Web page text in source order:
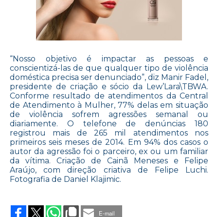
“Nosso objetivo é impactar as pessoas e
conscientizá-las de que qualquer tipo de violência
doméstica precisa ser denunciado”, diz Manir Fadel,
presidente de criação e sócio da Lew’Lara\TBWA.
Conforme resultado de atendimentos da Central
de Atendimento à Mulher, 77% delas em situação
de violência sofrem agressões semanal ou
diariamente. O telefone de denúncias 180
registrou mais de 265 mil atendimentos nos
primeiros seis meses de 2014. Em 94% dos casos o
autor da agressão foi o parceiro, ex ou um familiar
da vítima. Criação de Cainã Meneses e Felipe
Araújo, com direção criativa de Felipe Luchi.
Fotografia de Daniel Klajimic.
NÃO
E-mail